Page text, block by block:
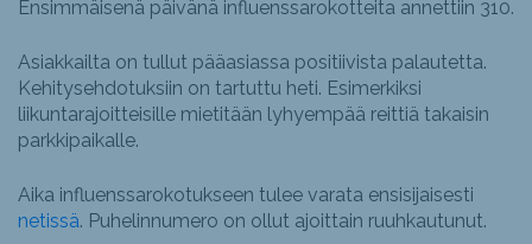
Ensimmäisenä päivänä influenssarokotteita annettiin 310.
Asiakkailta on tullut pääasiassa positiivista palautetta.
Kehitysehdotuksiin on tartuttu heti. Esimerkiksi
liikuntarajoitteisille mietitään lyhyempää reittiä takaisin
parkkipaikalle.
Aika influenssarokotukseen tulee varata ensisijaisesti
netissä. Puhelinnumero on ollut ajoittain ruuhkautunut.